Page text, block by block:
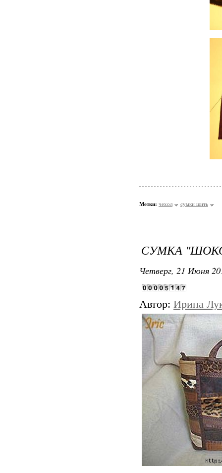
Метки: чехол сумки шить
СУМКА
Четверг, 21 Июня
Автор: Ирина